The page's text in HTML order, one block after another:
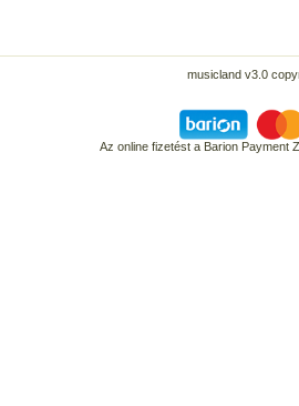
musicland v3.0
Az online fizetést a Barion Payment